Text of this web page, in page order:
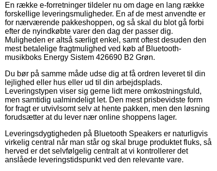
En række e-forretninger tildeler nu om dage en lang række
forskellige leveringsmuligheder. En af de mest anvendte er
for nærværende pakkeshoppen, og så skal du blot gå forbi
efter de nyindkøbte varer den dag der passer dig.
Muligheden er altså særligt enkel, samt oftest desuden den
mest betalelige fragtmulighed ved køb af Bluetooth-
musikboks Energy Sistem 426690 B2 Grøn.
Du bør på samme måde udse dig at få ordren leveret til din
lejlighed eller hus eller ud til din arbejdsplads.
Leveringstypen viser sig gerne lidt mere omkostningsfuld,
men samtidig ualmindeligt let. Den mest prisbevidste form
for fragt er utvivlsomt selv at hente pakken, men den løsning
forudsætter at du lever nær online shoppens lager.
Leveringsdygtigheden på Bluetooth Speakers er naturligvis
virkelig central når man står og skal bruge produktet fluks, så
herved er det selvfølgelig centralt at vi kontrollerer det
anslåede leveringstidspunkt ved den relevante vare.